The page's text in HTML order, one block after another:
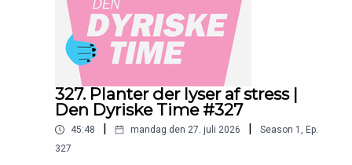
kæmpefugle at gøre, og hvem der driller manatterne?
Ugens lyd er indsendt af en trofast anonym lytter, og vi
dækker tonsvis af spørgsmål om P. Clausens
Fiskehandel og giver fingerpeg til gode fiskehandlere.
327. Planter der lyser af stress |
Den Dyriske Time #327
45:48 mandag den 27. juli 2026 Season 1 , Ep.
327